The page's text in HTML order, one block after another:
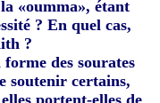
«oumma», étant
? En quel cas,
?
des sourates
soutenir certains,
portent-elles de